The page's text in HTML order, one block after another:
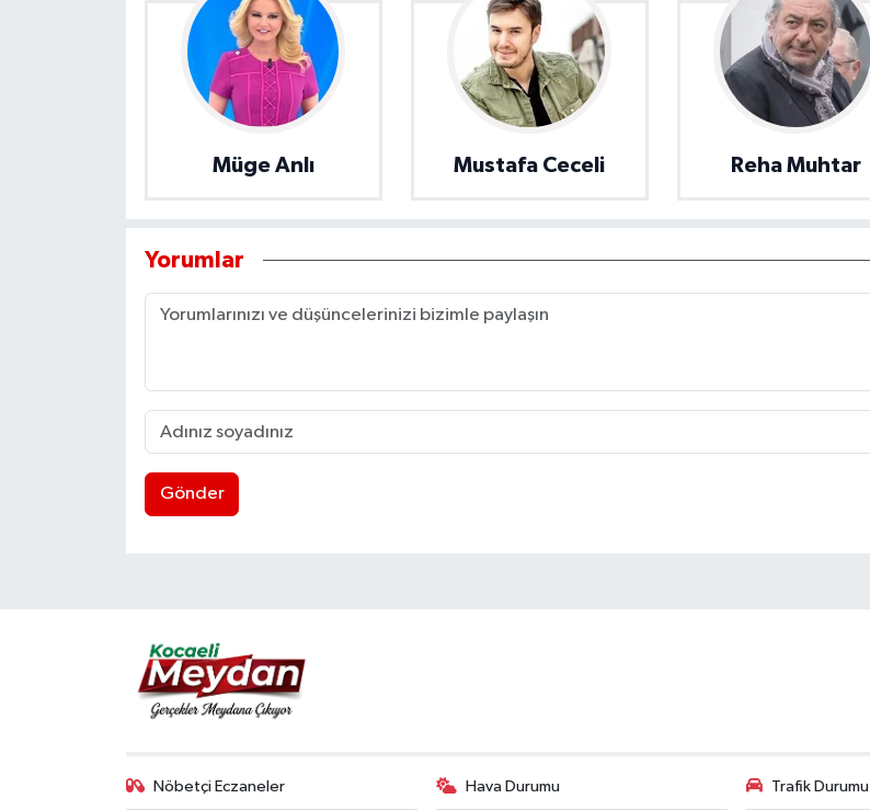
Müge Anlı Mustafa Ceceli Reha Muhtar
Yorumlar
Gönder
Nöbetçi Eczaneler Hava Durumu Trafik Durumu